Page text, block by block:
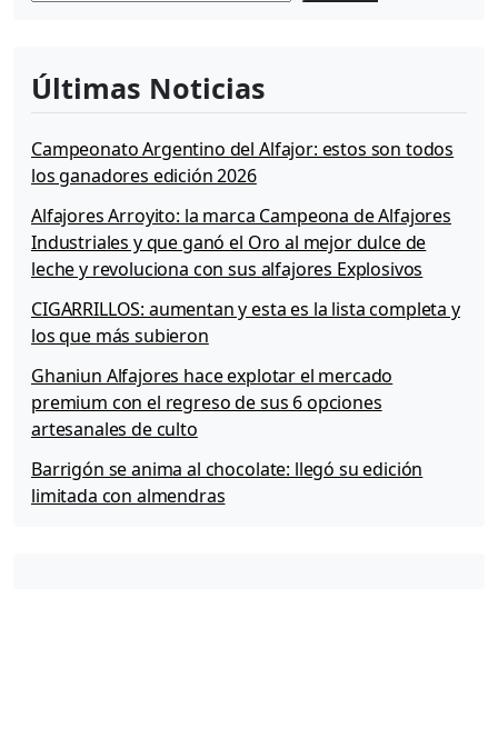
Últimas Noticias
Campeonato Argentino del Alfajor: estos son todos
los ganadores edición 2026
Alfajores Arroyito: la marca Campeona de Alfajores
Industriales y que ganó el Oro al mejor dulce de
leche y revoluciona con sus alfajores Explosivos
CIGARRILLOS: aumentan y esta es la lista completa y
los que más subieron
Ghaniun Alfajores hace explotar el mercado
premium con el regreso de sus 6 opciones
artesanales de culto
Barrigón se anima al chocolate: llegó su edición
limitada con almendras